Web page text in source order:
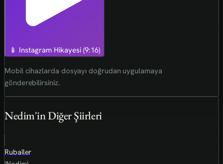
📱 Instagram Hikayesi (9:16)
Mobil cihazlarda dosyayı doğrudan uygulamaya
gönderebilirsiniz.
Nedim'in Diğer Şiirleri
Rubaîler